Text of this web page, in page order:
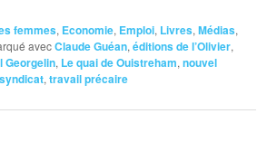
femmes, Economie, Emploi, Livres,Médias,
avecClaude Guéan,éditions de l’Olivier,
Georgelin, Le quai de Ouistreham,nouvel
syndicat,travail précaire